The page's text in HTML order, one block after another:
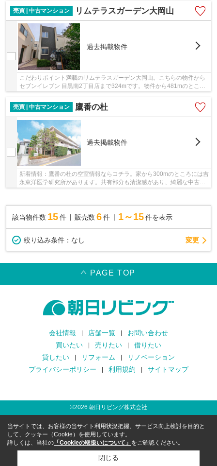
売買 | 中古マンション リムテラスガーデン大岡山
過去掲載物件
こだわりポイント満載のリムテラスガーデン大岡山。こちらの物件から
セブンイレブン 目黒南2丁目店まで324mです。物件から481mのところ
売買 | 中古マンション
鷹番の杜
過去掲載物件
新着情報：鷹番の杜の空室情報ならコチラ。家から300mのところには吉
永東洋医学研究所があります。共有部分も清潔感があり、綺麗な中古マ
該当物件数 15件 販売数 6 件 1～15 件を表示
絞り込み条件： なし 変更
PAGE TOP
会社情報 店舗一覧
お問い合わせ
買いたい
売りたい
借りたい
貸したい
リフォーム
リノベーション
プライバシーポリシー
利用規約 サイトマップ
©2026 朝日リビング株式会社
当サイトでは、お客様の当サイト利用状況把握、サービス向上検討を目的と
して、クッキー（Cookie）を使用しています。
詳しくは、当社の 「Cookieの取扱いについて」 をご確認ください。
閉じる